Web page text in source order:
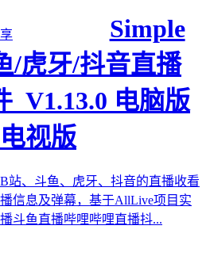
Simple
/虎牙/抖音直播
_V1.13.0 电脑版
视版
站、斗鱼、虎牙、抖音的直播收看
信息及弹幕，基于AllLive项目实
斗鱼直播哔哩哔哩直播抖...